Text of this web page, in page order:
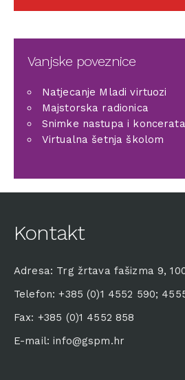
Vanjske poveznice
Natjecanje Mladi virtuozi
Majstorska radionica
Snimke nastupa i koncerata
Virtualna šetnja školom
Kontakt
Adresa: Trg žrtava fašizma 9,
Telefon: +385 (0)1 4552 590;
Fax: +385 (0)1 4552 858
E-mail: info@gspm.hr